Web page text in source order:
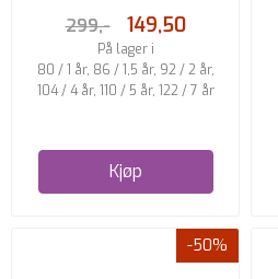
299,- 149,50
På lager i
80 / 1 år, 86 / 1,5 år, 92 / 2 år,
104 / 4 år, 110 / 5 år, 122 / 7 år
Kjøp
-50%